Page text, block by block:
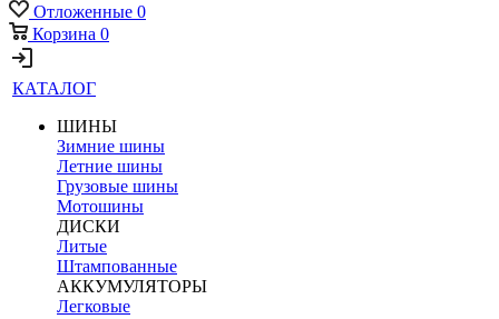
Отложенные 0
Корзина 0
КАТАЛОГ
ШИНЫ
Зимние шины
Летние шины
Грузовые шины
Мотошины
ДИСКИ
Литые
Штампованные
АККУМУЛЯТОРЫ
Легковые